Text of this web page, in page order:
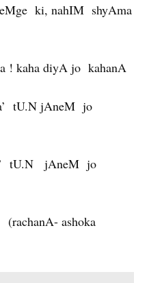
ki, nahIM shyAma
! kaha diyA jo kahanA
tU.N jAneM jo
tU.N jAneM jo